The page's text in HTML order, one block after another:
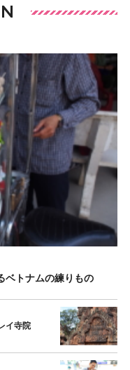
ベトナムの練りもの
イ寺院